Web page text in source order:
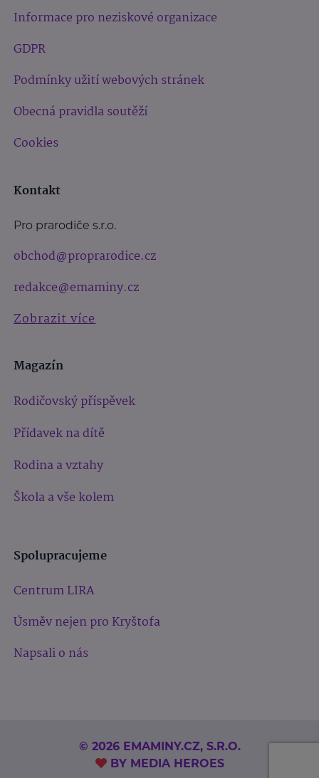
Informace pro neziskové organizace
GDPR
Podmínky užití webových stránek
Obecná pravidla soutěží
Cookies
Kontakt
Pro prarodiče s.r.o.
obchod@proprarodice.cz
redakce@emaminy.cz
Zobrazit více
Magazín
Rodičovský příspěvek
Přídavek na dítě
Rodina a vztahy
Škola a vše kolem
Spolupracujeme
Centrum LIRA
Úsměv nejen pro Kryštofa
Napsali o nás
© 2026 EMAMINY.CZ, S.R.O.
BY MEDIA HEROES